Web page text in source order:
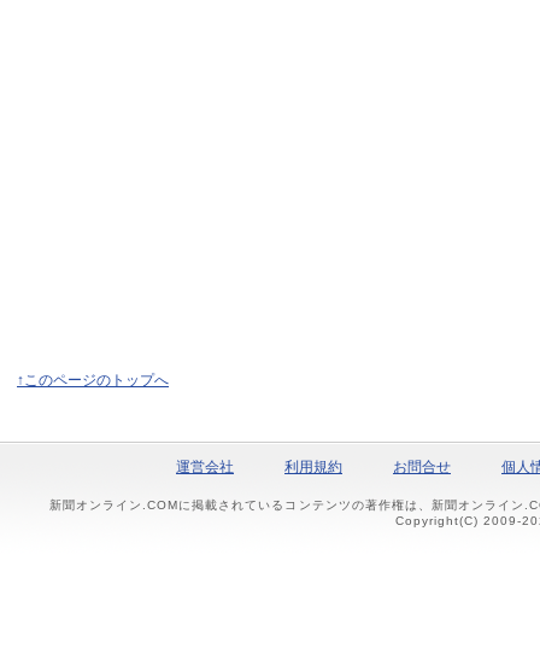
↑このページのトップへ
運営会社 利用規約 お問合せ 個人
新聞オンライン.COMに掲載されているコンテンツの著作権は、新聞オンライン
Copyright(C) 2009-